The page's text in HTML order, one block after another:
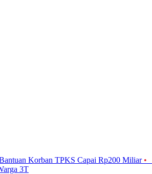
Korban TPKS Capai Rp200 Miliar •
3T